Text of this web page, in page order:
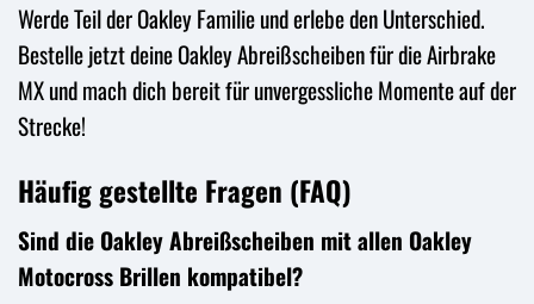
Werde Teil der Oakley Familie und erlebe den Unterschied.
Bestelle jetzt deine Oakley Abreißscheiben für die Airbrake
MX und mach dich bereit für unvergessliche Momente auf der
Strecke!
Häufig gestellte Fragen (FAQ)
Sind die Oakley Abreißscheiben mit allen Oakley
Motocross Brillen kompatibel?